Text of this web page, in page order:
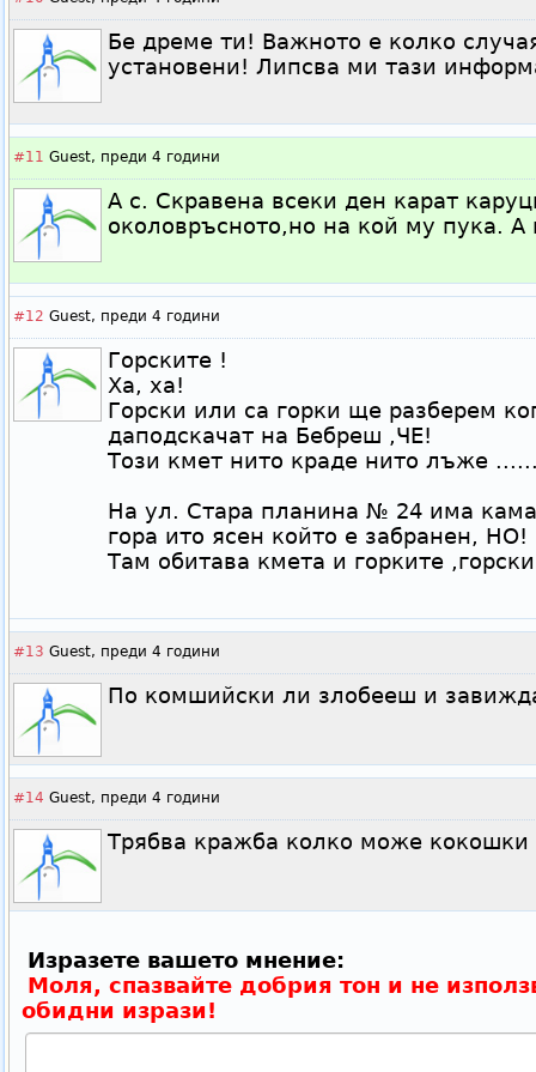
Бе дреме ти! Важното е колко
установени! Липсва ми тази
#11 Guest, преди 4 години
А с. Скравена всеки ден карат
околовръсното,но на кой му пука.
#12 Guest, преди 4 години
Горските !
Ха, ха!
Горски или са горки ще разберем
даподскачат на Бебреш ,ЧЕ!
Този кмет нито краде нито лъже
На ул. Стара планина № 24 има
гора ито ясен който е забранен, НО!
Там обитава кмета и горките
#13 Guest, преди 4 години
По комшийски ли злобееш и
#14 Guest, преди 4 години
Трябва кражба колко може кокошки
Изразете вашето мнение:
Моля, спазвайте добрия тон и не
обидни изрази!